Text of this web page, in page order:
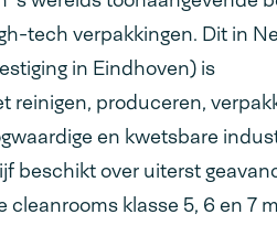
tech verpakkingen. Dit in
in Eindhoven) is
reinigen, produceren,
en kwetsbare
beschikt over uiterst
cleanrooms klasse 5, 6 en 7